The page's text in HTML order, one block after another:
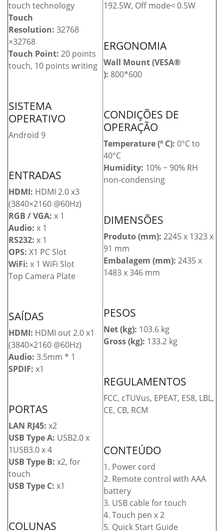
touch technology
Touch
Resolution: 32768
×32768
Touch Point: 20 points
touch, 10 points writing
SISTEMA
OPERATIVO
Android 9
ENTRADAS
HDMI: HDMI 2.0 x3
(3840×2160 @60Hz)
RGB / VGA: x 1
Audio: x 1
RS232: x 1
OPS: X1 PC Slot
WiFi: x 1 WiFi Slot
Top Camera Plate
SAÍDAS
HDMI: HDMI out 2.0 x1
(3840×2160 @60Hz)
Audio: 3.5mm * 1
SPDIF: x1
PORTAS
LAN RJ45: x2
USB Type A: USB2.0 x
1USB3.0 x 4
USB Type B: x2, for
touch
USB Type C: x1
COLUNAS
192.5W, Off mode< 0.5W
ERGONOMIA
Wall Mount (VESA®
): 800*600
CONDIÇÕES DE
OPERAÇÃO
Temperature (º C): 0°C to
40°C
Humidity: 10% ~ 90% RH
non-condensing
DIMENSÕES
Produto (mm): 2245 x 1323 x
91 mm
Embalagem (mm): 2435 x
1483 x 346 mm
PESOS
Net (kg): 103.6 kg
Gross (kg): 133.2 kg
REGULAMENTOS
FCC, cTUVus, EPEAT, ES8, LBL,
CE, CB, RCM
CONTEÚDO
1. Power cord
2. Remote control with AAA
battery
3. USB cable for touch
4. Touch pen x 2
5. Quick Start Guide